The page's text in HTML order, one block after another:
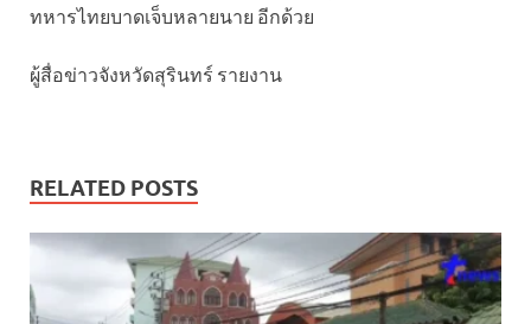
ทหารไทยบาดเจ็บหลายนาย อีกด้วย
ผู้สื่อข่าวจังหวัดสุรินทร์ รายงาน
RELATED POSTS